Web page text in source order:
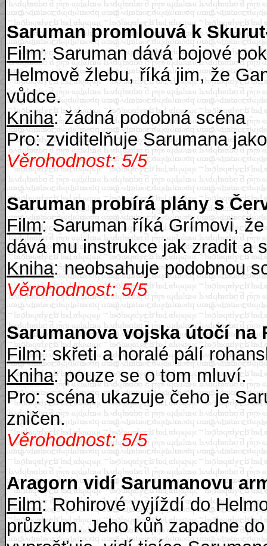
Saruman promlouvá k
Film: Saruman dává bojové
Helmově žlebu, říká jim, že
vůdce.
Kniha: žádná podobná scéna
Pro: zviditelňuje Sarumana
Věrohodnost: 5/5
Saruman probírá plány s
Film: Saruman říká Grímovi,
dává mu instrukce jak zradit a
Kniha: neobsahuje podobnou
Věrohodnost: 5/5
Sarumanova vojska útočí na
Film: skřeti a horalé pálí
Kniha: pouze se o tom mluví.
Pro: scéna ukazuje čeho je
zničen.
Věrohodnost: 5/5
Aragorn vidí Sarumanovu
Film: Rohirové vyjíždí do
průzkum. Jeho kůň zapadne